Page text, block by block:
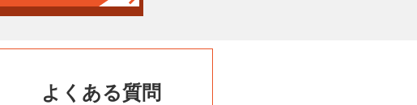
よくある質問